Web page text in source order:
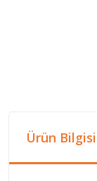
Ürün Bilgisi